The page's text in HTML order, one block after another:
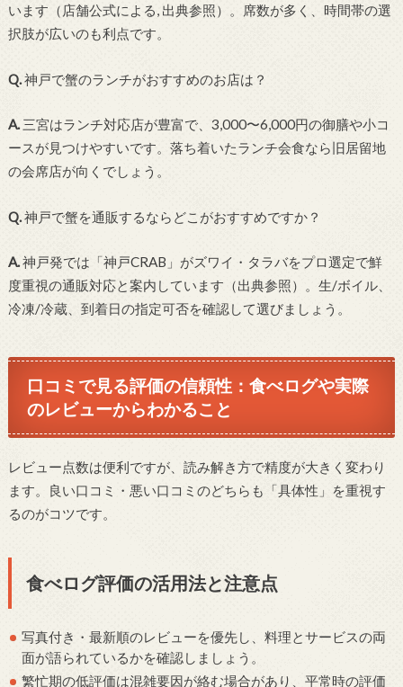
います（店舗公式による, 出典参照）。席数が多く、時間帯の選
択肢が広いのも利点です。
Q.神戸で蟹のランチがおすすめのお店は？
A.三宮はランチ対応店が豊富で、3,000〜6,000円の御膳や小コ
ースが見つけやすいです。落ち着いたランチ会食なら旧居留地
の会席店が向くでしょう。
Q.神戸で蟹を通販するならどこがおすすめですか？
A.神戸発では「神戸CRAB」がズワイ・タラバをプロ選定で鮮
度重視の通販対応と案内しています（出典参照）。生/ボイル、
冷凍/冷蔵、到着日の指定可否を確認して選びましょう。
口コミで見る評価の信頼性：食べログや実際
のレビューからわかること
レビュー点数は便利ですが、読み解き方で精度が大きく変わり
ます。良い口コミ・悪い口コミのどちらも「具体性」を重視す
るのがコツです。
食べログ評価の活用法と注意点
写真付き・最新順のレビューを優先し、料理とサービスの両
面が語られているかを確認しましょう。
繁忙期の低評価は混雑要因が絡む場合があり、平常時の評価